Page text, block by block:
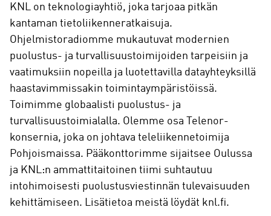
KNL on teknologiayhtiö, joka tarjoaa pitkän
kantaman tietoliikenneratkaisuja.
Ohjelmistoradiomme mukautuvat modernien
puolustus- ja turvallisuustoimijoiden tarpeisiin ja
vaatimuksiin nopeilla ja luotettavilla datayhteyksillä
haastavimmissakin toimintaympäristöissä.
Toimimme globaalisti puolustus- ja
turvallisuustoimialalla. Olemme osa Telenor-
konsernia, joka on johtava teleliikennetoimija
Pohjoismaissa. Pääkonttorimme sijaitsee Oulussa
ja KNL:n ammattitaitoinen tiimi suhtautuu
intohimoisesti puolustusviestinnän tulevaisuuden
kehittämiseen. Lisätietoa meistä löydät knl.fi.